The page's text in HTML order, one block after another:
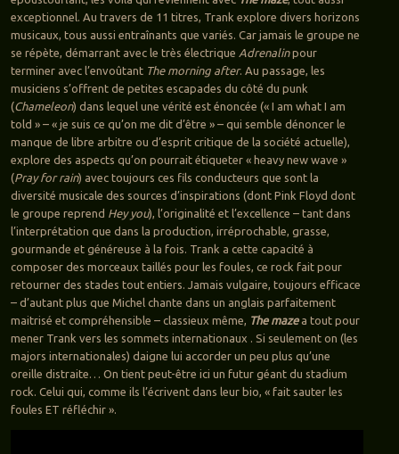
exceptionnel. Au travers de 11 titres, Trank explore divers horizons
musicaux, tous aussi entraînants que variés. Car jamais le groupe ne
se répète, démarrant avec le très électrique Adrenalinpour
terminer avec l’envoûtant The morning after. Au passage, les
musiciens s’offrent de petites escapades du côté du punk
(Chameleon) dans lequel une vérité est énoncée (« I am what I am
told » – « je suis ce qu’on me dit d’être » – qui semble dénoncer le
manque de libre arbitre ou d’esprit critique de la société actuelle),
explore des aspects qu’on pourrait étiqueter « heavy new wave »
(Pray for rain) avec toujours ces fils conducteurs que sont la
diversité musicale des sources d’inspirations (dont Pink Floyd dont
le groupe reprend Hey you), l’originalité et l’excellence – tant dans
l’interprétation que dans la production, irréprochable, grasse,
gourmande et généreuse à la fois. Trank a cette capacité à
composer des morceaux taillés pour les foules, ce rock fait pour
retourner des stades tout entiers. Jamais vulgaire, toujours efficace
– d’autant plus que Michel chante dans un anglais parfaitement
maitrisé et compréhensible – classieux même,
The mazea tout pour
mener Trank vers les sommets internationaux . Si seulement on (les
majors internationales) daigne lui accorder un peu plus qu’une
oreille distraite… On tient peut-être ici un futur géant du stadium
rock. Celui qui, comme ils l’écrivent dans leur bio, « fait sauter les
foules ET réfléchir ».